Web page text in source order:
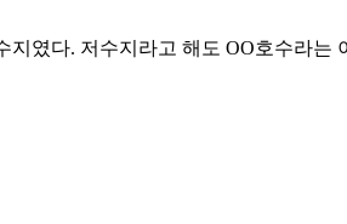
였다. 저수지라고 해도 OO호수라는